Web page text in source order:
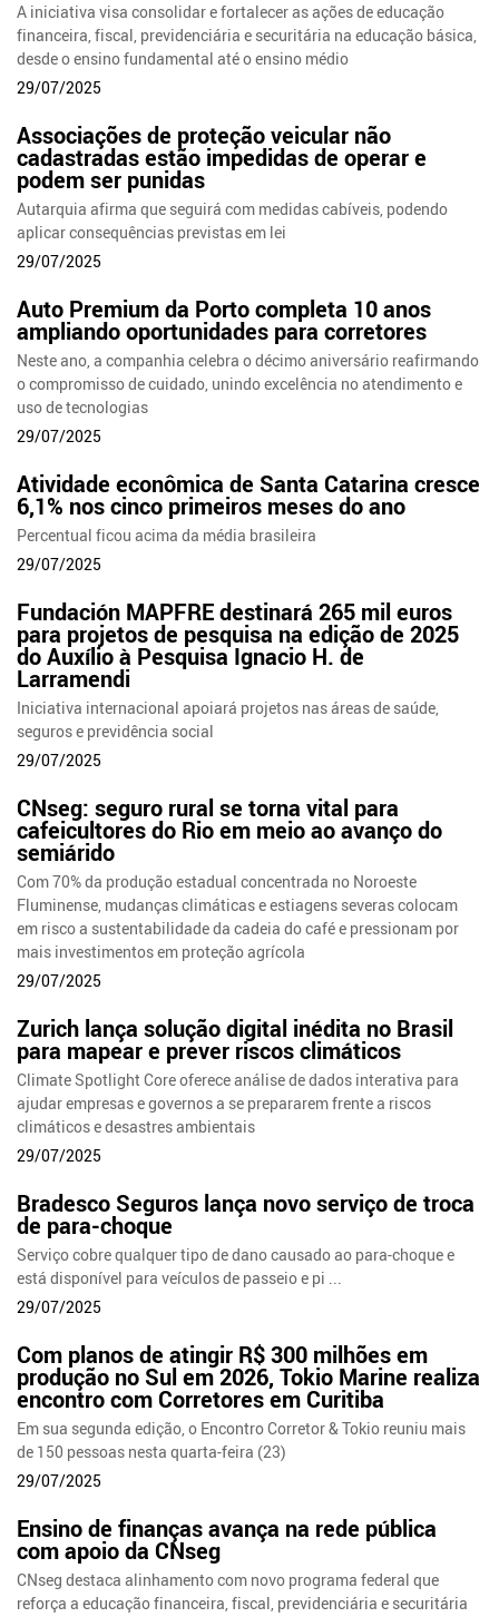
A iniciativa visa consolidar e fortalecer as ações de educação
financeira, fiscal, previdenciária e securitária na educação básica,
desde o ensino fundamental até o ensino médio
29/07/2025
Associações de proteção veicular não
cadastradas estão impedidas de operar e
podem ser punidas
Autarquia afirma que seguirá com medidas cabíveis, podendo
aplicar consequências previstas em lei
29/07/2025
Auto Premium da Porto completa 10 anos
ampliando oportunidades para corretores
Neste ano, a companhia celebra o décimo aniversário reafirmando
o compromisso de cuidado, unindo excelência no atendimento e
uso de tecnologias
29/07/2025
Atividade econômica de Santa Catarina cresce
6,1% nos cinco primeiros meses do ano
Percentual ficou acima da média brasileira
29/07/2025
Fundación MAPFRE destinará 265 mil euros
para projetos de pesquisa na edição de 2025
do Auxílio à Pesquisa Ignacio H. de
Larramendi
Iniciativa internacional apoiará projetos nas áreas de saúde,
seguros e previdência social
29/07/2025
CNseg: seguro rural se torna vital para
cafeicultores do Rio em meio ao avanço do
semiárido
Com 70% da produção estadual concentrada no Noroeste
Fluminense, mudanças climáticas e estiagens severas colocam
em risco a sustentabilidade da cadeia do café e pressionam por
mais investimentos em proteção agrícola
29/07/2025
Zurich lança solução digital inédita no Brasil
para mapear e prever riscos climáticos
Climate Spotlight Core oferece análise de dados interativa para
ajudar empresas e governos a se prepararem frente a riscos
climáticos e desastres ambientais
29/07/2025
Bradesco Seguros lança novo serviço de troca
de para-choque
Serviço cobre qualquer tipo de dano causado ao para-choque e
está disponível para veículos de passeio e pi ...
29/07/2025
Com planos de atingir R$ 300 milhões em
produção no Sul em 2026, Tokio Marine realiza
encontro com Corretores em Curitiba
Em sua segunda edição, o Encontro Corretor & Tokio reuniu mais
de 150 pessoas nesta quarta-feira (23)
29/07/2025
Ensino de finanças avança na rede pública
com apoio da CNseg
CNseg destaca alinhamento com novo programa federal que
reforça a educação financeira, fiscal, previdenciária e securitária